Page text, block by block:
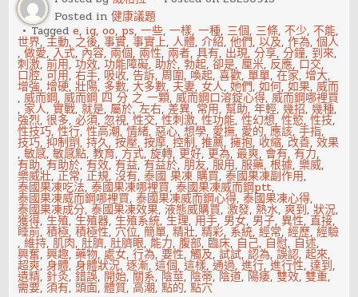
潛
力
Posted in健康議題
Taggede, ig,oo, ps,一些,一樣,一種, 三個, 三條,不少,不能,
世界,主動, 之後,事實,事實上,人體,介紹,他們,以及,作為,個人
,做愛, 入式, 內容, 兩個, 兩性, 兩者,具有, 出現,分享,分鐘, 到來,
刺激,前用,功效,功能障礙,助於,勃起,卻是,厘米, 反應, 口交,
口腔,可用,右手, 吸收,告訴,周圍, 喚起,喜歡,單單,在家,增大,
增強,增硬,壯陽, 多數,大多數, 夫妻,女人,她們,如何,如果,威而
,威而鋼,威而鋼 四 分 之 一顆,威而鋼口溶錠心得,威而鋼哪裡買
, 家人,實戰,就是,屬於,左右,差異, 常用,幫助,年輕,幾招,幾種,
強烈,很多,必須,忽視,性交,性刺激,性功能,性幻想,性慾,性技,
性技巧,性行,性高潮,情緒,惡心,想學, 愛撫, 愛的,應該,手指,
技巧,抑制劑,持久,按壓,按摩,控制,推薦,擁抱, 收縮, 改善,效果
,敏感,敏感點,教育, 方式,旋轉, 更好, 更為,最爽, 會有,有力,
有助,有助於,有效,有益,有益於,朋友,服用,服藥,根據,樂威,
樂威壯,正常,正規,沒有,泰國 果凍 購買,泰國果凍副作用,
泰國果凍吃法,泰國果凍哪裡買,泰國果凍威而鋼ptt,
泰國果凍威而鋼哪裡買,泰國果凍威而鋼心得,泰國果凍心得,
泰國果凍成分,泰國果凍效果,液態威購買,激發,熱水,爽到,狀況,
獲得,生殖,生殖器,生殖系統,生理, 用手, 男女, 男子,異性,直接,
睡前,積極,積極性, 穴位,簡單,精壯,精彩, 系統,經常,經歷,經驗
,維持,肌肉,肚臍,肚臍眼, 能力,腹部, 臨床, 自己, 自慰, 自述,
興奮,興趣,藥物,處女,行為,要性,觸及,試試,認為,誤認,起來,
超爽,身體,身體狀況,逐漸,這個,這樣,通過,進行,進行性,達到,
遺精, 針灸,錯誤, 開始, 關系, 陰莖, 陰蒂, 陰道, 陽痿,雙效,雙重,
需要,須有,頭面,體質,高潮,點的,點穴